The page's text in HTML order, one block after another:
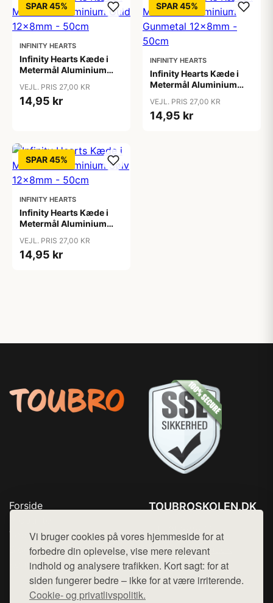
Vi bruger cookies på vores hjemmeside for at
forbedre din oplevelse, vise mere relevant
indhold og analysere trafikken. Kort sagt: for at
siden fungerer bedre – ikke for at være irriterende.
Cookie- og privatlivspolitik.
SPAR 45%
INFINITY HEARTS
Infinity Hearts Kæde i
Metermål Aluminium
VEJL. PRIS 27,00 KR
14,95 kr
SPAR 45%
INFINITY HEARTS
Infinity Hearts Kæde i
Metermål Aluminium
50cm
VEJL. PRIS 27,00 KR
14,95 kr
SPAR 45%
INFINITY HEARTS
Infinity Hearts Kæde i
Metermål Aluminium
VEJL. PRIS 27,00 KR
14,95 kr
Forside
Top Rabatter
Blog
Kontakt
TOUBROSKOLEN.DK
Mail: hej@want.dk
Cookie- og privatlivspolitik